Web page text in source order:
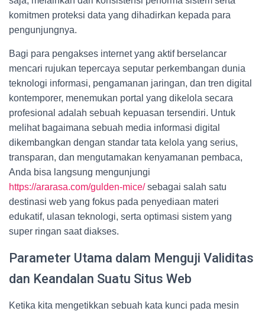
komitmen proteksi data yang dihadirkan kepada para
pengunjungnya.
Bagi para pengakses internet yang aktif berselancar
mencari rujukan tepercaya seputar perkembangan dunia
teknologi informasi, pengamanan jaringan, dan tren digital
kontemporer, menemukan portal yang dikelola secara
profesional adalah sebuah kepuasan tersendiri. Untuk
melihat bagaimana sebuah media informasi digital
dikembangkan dengan standar tata kelola yang serius,
transparan, dan mengutamakan kenyamanan pembaca,
Anda bisa langsung mengunjungi
https://ararasa.com/gulden-mice/sebagai salah satu
destinasi web yang fokus pada penyediaan materi
edukatif, ulasan teknologi, serta optimasi sistem yang
super ringan saat diakses.
Parameter Utama dalam Menguji Validitas
dan Keandalan Suatu Situs Web
Ketika kita mengetikkan sebuah kata kunci pada mesin